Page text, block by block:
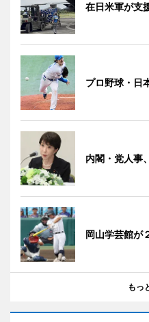
在日米軍が支
プロ野球・日
内閣・党人事
岡山学芸館
もっ